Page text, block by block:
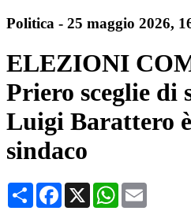
Politica - 25 maggio 2026,
ELEZIONI
Priero sceglie di
Luigi Barattero
sindaco
CondividiFacebook
X WhatsApp